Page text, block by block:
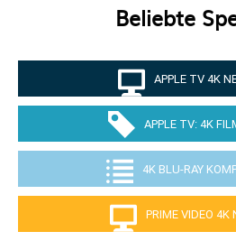
Beliebte
APPLE TV 4K
APPLE TV: 4K
4K BLU-RAY
PRIME VIDEO 4K